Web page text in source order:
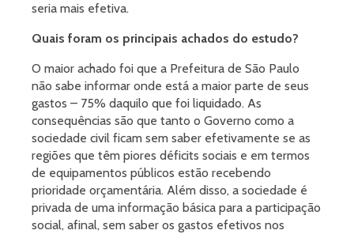
seria mais efetiva.
Quais foram os principais achados do estudo?
O maior achado foi que a Prefeitura de São Paulo
não sabe informar onde está a maior parte de seus
gastos – 75% daquilo que foi liquidado. As
consequências são que tanto o Governo como a
sociedade civil ficam sem saber efetivamente se as
regiões que têm piores déficits sociais e em termos
de equipamentos públicos estão recebendo
prioridade orçamentária. Além disso, a sociedade é
privada de uma informação básica para a participação
social, afinal, sem saber os gastos efetivos nos